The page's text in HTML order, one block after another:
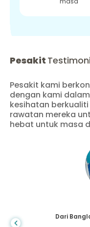
Pesakit Testimoni
Pesakit kami
dengan kami
kesihatan
rawatan mereka
hebat untuk masa
Dari